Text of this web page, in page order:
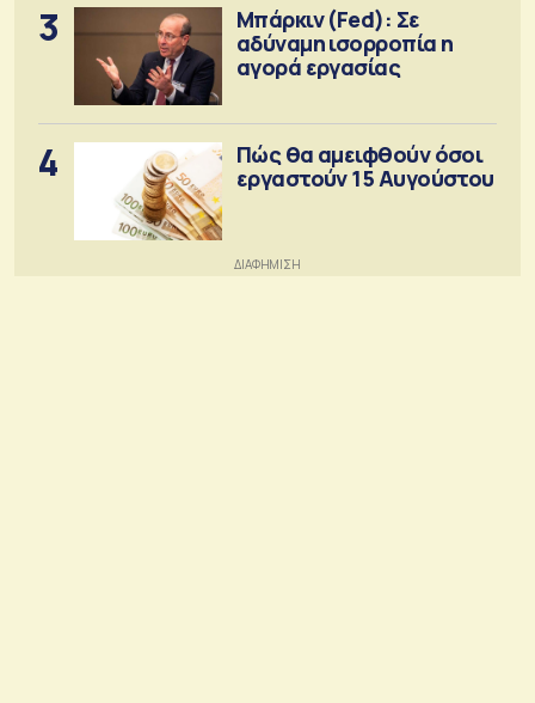
3
Μπάρκιν (Fed): Σε
αδύναμη ισορροπία η
αγορά εργασίας
4
Πώς θα αμειφθούν όσοι
εργαστούν 15 Αυγούστου